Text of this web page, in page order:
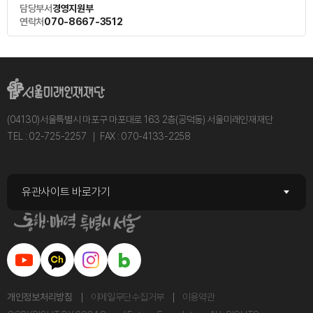
담당부서경영지원부
연락처070-8667-3512
유관사이트 바로가기
(04130)서울특별시 마포구 마포대로 163 2층(공덕동) 서울미래인재재단
TEL : 02-725-2257
FAX : 070-4133-2258
개인정보처리방침 이메일무단수집거부
이용약관